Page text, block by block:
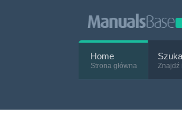
Home
Strona główna Znajdź